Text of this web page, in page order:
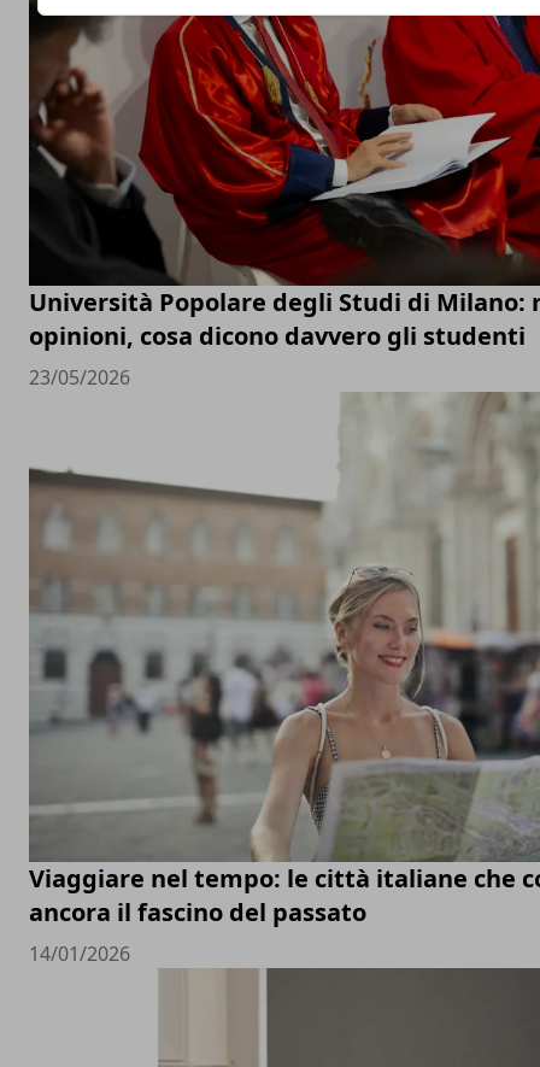
Università Popolare degli Studi di Milano:
opinioni, cosa dicono davvero gli studenti
23/05/2026
Viaggiare nel tempo: le città italiane che
ancora il fascino del passato
14/01/2026